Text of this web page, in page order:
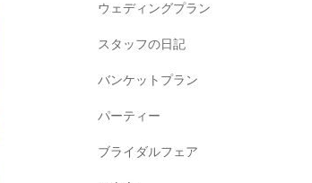
ウェディングプラン
スタッフの日記
バンケットプラン
パーティー
ブライダルフェア